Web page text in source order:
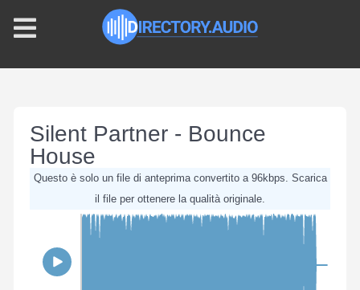
Silent Partner - Bounce
House
Questo è solo un file di anteprima convertito a 96kbps. Scarica
il file per ottenere la qualità originale.